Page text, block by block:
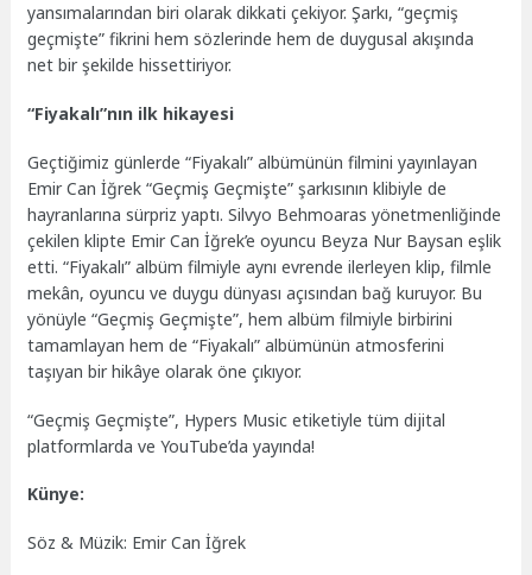
yansımalarından biri olarak dikkati çekiyor. Şarkı, “geçmiş
geçmişte” fikrini hem sözlerinde hem de duygusal akışında
net bir şekilde hissettiriyor.
“Fiyakalı”nın ilk hikayesi
Geçtiğimiz günlerde “Fiyakalı” albümünün filmini yayınlayan
Emir Can İğrek “Geçmiş Geçmişte” şarkısının klibiyle de
hayranlarına sürpriz yaptı. Silvyo Behmoaras yönetmenliğinde
çekilen klipte Emir Can İğrek’e oyuncu Beyza Nur Baysan eşlik
etti. “Fiyakalı” albüm filmiyle aynı evrende ilerleyen klip, filmle
mekân, oyuncu ve duygu dünyası açısından bağ kuruyor. Bu
yönüyle “Geçmiş Geçmişte”, hem albüm filmiyle birbirini
tamamlayan hem de “Fiyakalı” albümünün atmosferini
taşıyan bir hikâye olarak öne çıkıyor.
“Geçmiş Geçmişte”, Hypers Music etiketiyle tüm dijital
platformlarda ve YouTube’da yayında!
Künye:
Söz & Müzik: Emir Can İğrek